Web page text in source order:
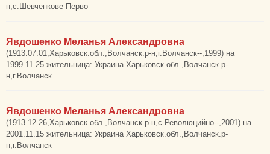
н,с.Шевченкове Перво
Явдошенко Меланья Александровна
(1913.07.01,Харьковск.обл.,Волчанск.р-н,г.Волчанск--,1999) на
1999.11.25 жительница: Украина Харьковск.обл.,Волчанск.р-
н,г.Волчанск
Явдошенко Меланья Александровна
(1913.12.26,Харьковск.обл.,Волчанск.р-н,с.Революцийно--,2001) на
2001.11.15 жительница: Украина Харьковск.обл.,Волчанск.р-
н,г.Волчанск